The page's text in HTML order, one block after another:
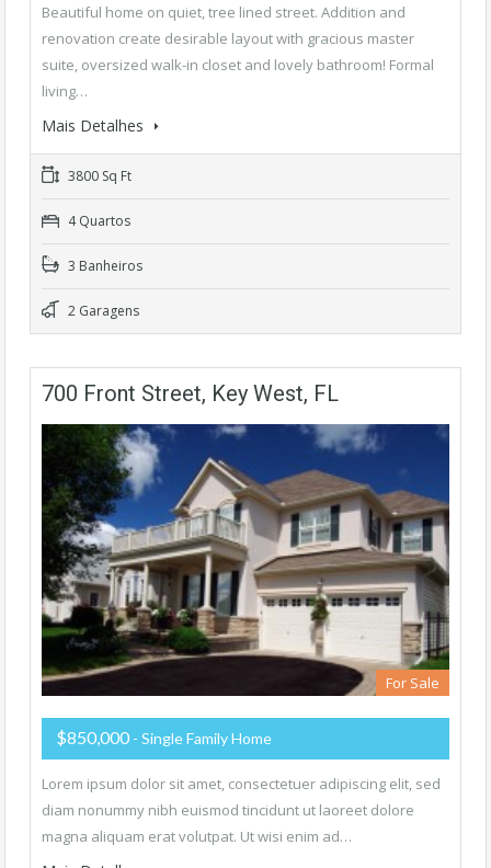
Beautiful home on quiet, tree lined street. Addition and
renovation create desirable layout with gracious master
suite, oversized walk-in closet and lovely bathroom! Formal
living…
Mais Detalhes
3800 Sq Ft
4 Quartos
3 Banheiros
2 Garagens
700 Front Street, Key West, FL
For Sale
$850,000 - Single Family Home
Lorem ipsum dolor sit amet, consectetuer adipiscing elit, sed
diam nonummy nibh euismod tincidunt ut laoreet dolore
magna aliquam erat volutpat. Ut wisi enim ad…